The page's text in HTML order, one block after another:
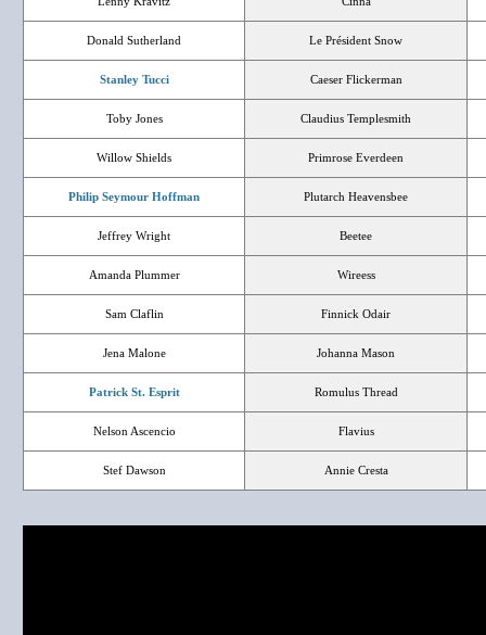
Donald Sutherland Le Président Snow
Stanley Tucci Caeser Flickerman
Toby Jones Claudius Templesmith
Willow Shields Primrose Everdeen
Philip Seymour Hoffman Plutarch Heavensbee
Jeffrey Wright Beetee
Amanda Plummer Wireess
Sam Claflin Finnick Odair
Jena Malone Johanna Mason
Patrick St. Esprit Romulus Thread
Nelson Ascencio Flavius
Stef Dawson Annie Cresta